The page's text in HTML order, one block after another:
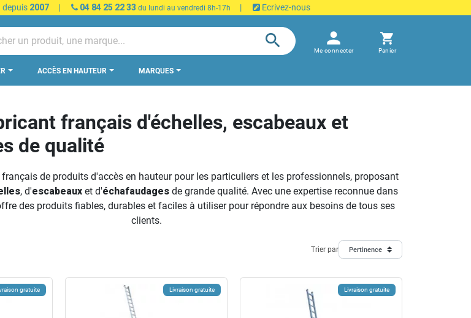
depuis 2007 | 04 84 25 22 33 du lundi au vendredi 8h-17h | Ecrivez-nous
search person
Me connecter
shopping_cart
Panier
ACCÈS EN HAUTEUR MARQUES
français d'échelles, escabeaux et
de qualité
de produits d'accès en hauteur pour les particuliers et les professionnels, proposant
, d'escabeauxet d'échafaudagesde grande qualité. Avec une expertise reconnue dans
des produits fiables, durables et faciles à utiliser pour répondre aux besoins de tous ses
clients.
Trier par Pertinence
gratuite Livraison gratuite Livraison gratuite